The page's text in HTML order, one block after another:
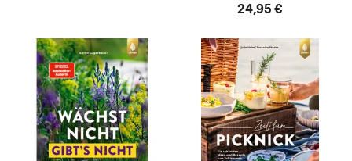
24,95 €